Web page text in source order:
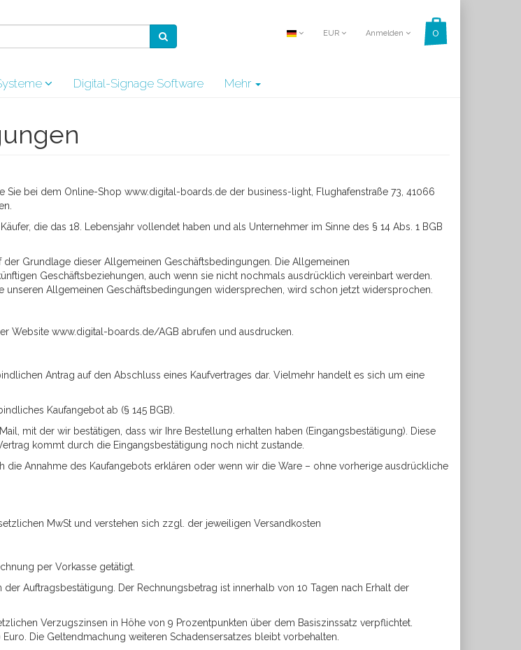
EUR Anmelden
Digital-Signage Software Mehr
bei dem Online-Shop www.digital-boards.de der business-light, Flughafenstraße 73, 41066
die das 18. Lebensjahr vollendet haben und als Unternehmer im Sinne des § 14 Abs. 1 BGB
Grundlage dieser Allgemeinen Geschäftsbedingungen. Die Allgemeinen
Geschäftsbeziehungen, auch wenn sie nicht nochmals ausdrücklich vereinbart werden.
Allgemeinen Geschäftsbedingungen widersprechen, wird schon jetzt widersprochen.
Website www.digital-boards.de/AGB abrufen und ausdrucken.
Antrag auf den Abschluss eines Kaufvertrages dar. Vielmehr handelt es sich um eine
Kaufangebot ab (§ 145 BGB).
mit der wir bestätigen, dass wir Ihre Bestellung erhalten haben (Eingangsbestätigung). Diese
kommt durch die Eingangsbestätigung noch nicht zustande.
Annahme des Kaufangebots erklären oder wenn wir die Ware – ohne vorherige ausdrückliche
MwSt und verstehen sich zzgl. der jeweiligen Versandkosten
per Vorkasse getätigt.
Auftragsbestätigung. Der Rechnungsbetrag ist innerhalb von 10 Tagen nach Erhalt der
Verzugszinsen in Höhe von 9 Prozentpunkten über dem Basiszinssatz verpflichtet.
Die Geltendmachung weiteren Schadensersatzes bleibt vorbehalten.